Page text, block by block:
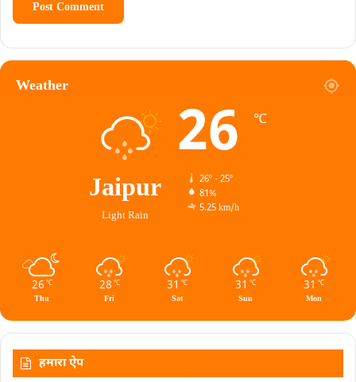
Weather
Jaipur
Light Rain
26 ℃
26º - 25º
81%
5.25 km/h
26 ℃
Thu
28 ℃
Fri
31 ℃
Sat
31 ℃
Sun
31 ℃
Mon
हमारा ऐप